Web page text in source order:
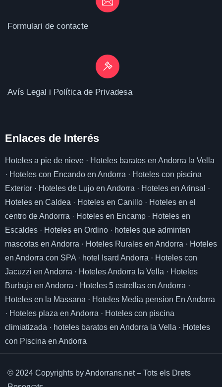
Formulari de contacte
Avís Legal i Política de Privadesa
Enlaces de Interés
Hoteles a pie de nieve · Hoteles baratos en Andorra la Vella
· Hoteles con Encando en Andorra · Hoteles con piscina
Exterior · Hoteles de Lujo en Andorra · Hoteles en Arinsal
·
Hoteles en Caldea · Hoteles en Canillo · Hoteles en el
centro de Andorrra · Hoteles en Encamp · Hoteles en
Escaldes · Hoteles en Ordino · hoteles que adminten
mascotas en Andorra · Hoteles Rurales en Andorra · Hoteles
en Andorra con SPA · hotel Isard Andorra · Hoteles con
Jacuzzi en Andorra · Hoteles Andorra la Vella · Hoteles
Burbuja en Andorra · Hoteles 5 estrellas en Andorra ·
Hoteles en la Massana · Hoteles Media pension En Andorra
· Hoteles plaza en Andorra · Hoteles con piscina
climiatizada · hoteles baratos en Andorra la Vella · Hoteles
con Piscina en Andorra
© 2024 Copyrights by Andorrans.net – Tots els Drets